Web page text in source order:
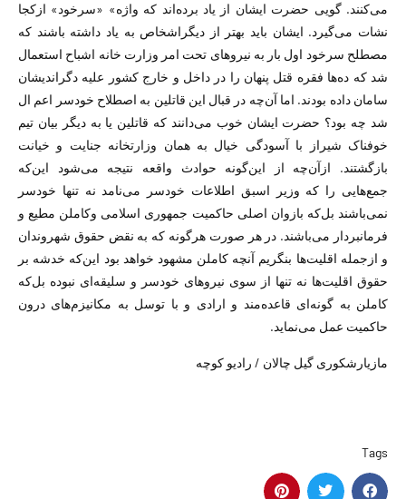
می‌کنند. گویی حضرت ایشان از یاد برده‌اند که واژه» «سرخود» ازکجا
نشات می‌گیرد. ایشان باید بهتر از دیگراشخاص به یاد داشته باشند که
مصطلح سرخود اول بار به نیروهای تحت امر وزارت خانه اشباح استعمال
شد که ده‌ها فقره قتل پنهان را در داخل و خارج کشور علیه دگراندیشان
سامان داده بودند. اما آن‌چه در قبال این قاتلین به اصطلاح خودسر اعم ال
شد چه بود؟ حضرت ایشان خوب می‌دانند که قاتلین یا به دیگر بیان تیم
خوفناک شیراز با آسودگی خیال به‌‌‌ همان وزارتخانه جنایت و خیانت
بازگشتند. ازآن‌چه از این‌گونه حوادث واقعه نتیجه می‌شود این‌که
جمع‌هایی را که وزیر اسبق اطلاعات خودسر می‌نامد نه تنها خودسر
نمی‌باشند بل‌که بازوان اصلی حاکمیت جمهوری اسلامی وکاملن مطیع و
فرمانبردار می‌باشند. در هر صورت هرگونه که به نقض حقوق شهروندان
و ازجمله اقلیت‌ها بنگریم آنچه کاملن مشهود خواهد بود این‌که خدشه بر
حقوق اقلیت‌ها نه تنها از سوی نیروهای خودسر و سلیقه‌ای نبوده بل‌که
کاملن به گونه‌ای قاعده‌مند و ارادی و با توسل به مکانیزم‌های درون
حاکمیت عمل می‌نماید.
مازیارشکوری گیل چالان / رادیو کوچه
Tags